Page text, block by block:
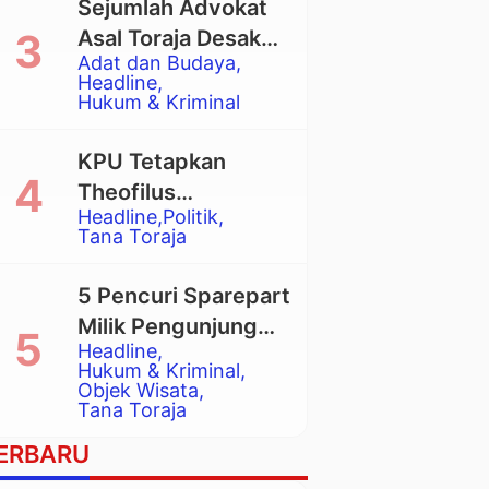
Adat dan Budaya
Headline
Hukum & Kriminal
Sejumlah Advokat
Asal Toraja Desak
Mahkamah Agung
Larang Penggunaan
Eksekusi Rumah
Adat Tongkonan
Headline Politik
Tana Toraja
KPU Tetapkan
Theofilus
Allorerung dan
Zadrak Tombe
sebagai Bupati dan
Wakil Bupati Tana
Toraja Terpilih
Headline
Hukum & Kriminal
Objek Wisata
Tana Toraja
5 Pencuri Sparepart
Milik Pengunjung
Objek Wisata
Pango-Pango
Ditangkap Polisi